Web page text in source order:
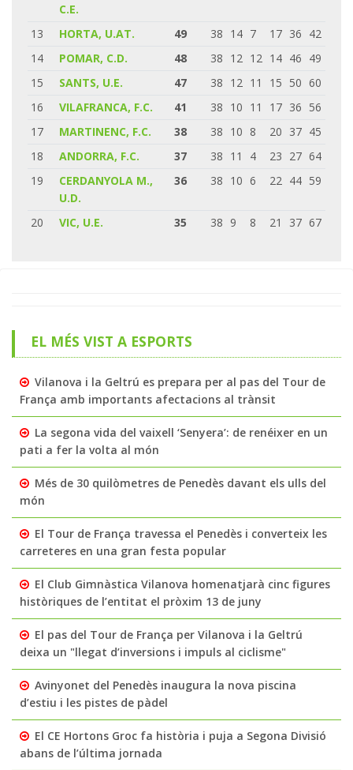
C.E.
13 HORTA, U.AT. 49 38 14 7 17 36 42
14
POMAR, C.D. 48 38 12 12 14 46 49
15
SANTS, U.E. 47 38 12 11 15 50 60
16
VILAFRANCA, F.C. 41 38 10 11 17 36 56
17
MARTINENC, F.C. 38 38 10 8 20 37 45
18
ANDORRA, F.C. 37 38 11 4 23 27 64
19
CERDANYOLA M.,
U.D.
36 38 10 6 22 44 59
20 VIC, U.E. 35 38 9 8 21 37 67
EL MÉS VIST A ESPORTS
Vilanova i la Geltrú es prepara per al pas del Tour de
França amb importants afectacions al trànsit
La segona vida del vaixell ‘Senyera’: de renéixer en un
pati a fer la volta al món
Més de 30 quilòmetres de Penedès davant els ulls del
món
El Tour de França travessa el Penedès i converteix les
carreteres en una gran festa popular
El Club Gimnàstica Vilanova homenatjarà cinc figures
històriques de l’entitat el pròxim 13 de juny
El pas del Tour de França per Vilanova i la Geltrú
deixa un "llegat d’inversions i impuls al ciclisme"
Avinyonet del Penedès inaugura la nova piscina
d’estiu i les pistes de pàdel
El CE Hortons Groc fa història i puja a Segona Divisió
abans de l’última jornada